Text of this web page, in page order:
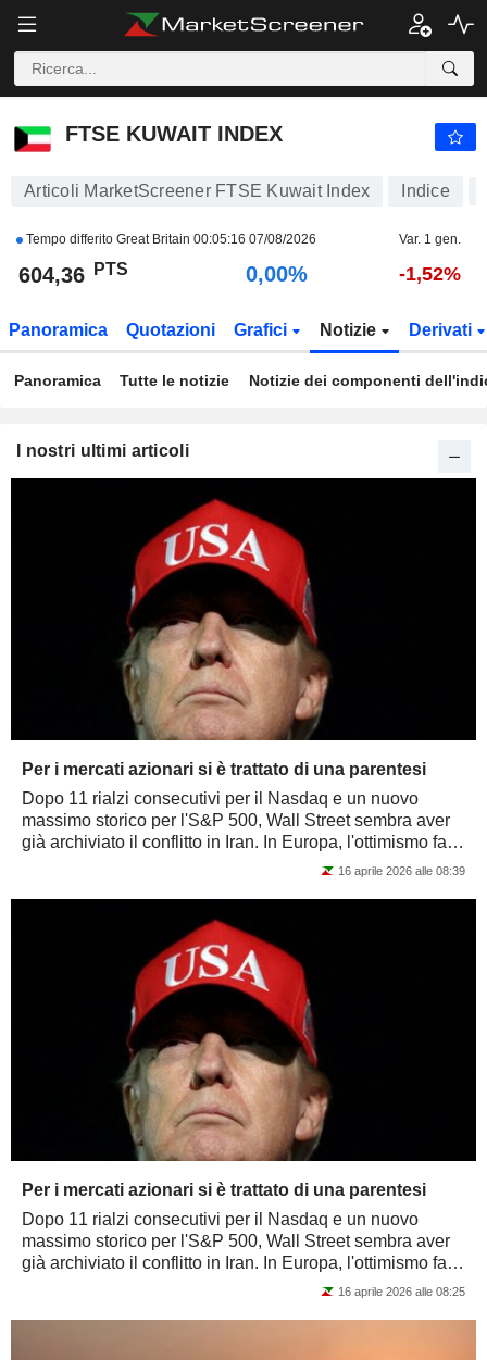
FTSE KUWAIT INDEX
FTSE KUWAIT INDEX
Articoli MarketScreener FTSE Kuwait Index Indice
Tempo differito Great Britain 00:05:16 07/08/2026 Var. 1 gen.
604,36 PTS 0,00% -1,52%
Panoramica Quotazioni Grafici Notizie Derivati
Panoramica Tutte le notizie Notizie dei componenti
I nostri ultimi articoli
Per i mercati azionari si è trattato di una parentesi
Dopo 11 rialzi consecutivi per il Nasdaq e un nuovo
massimo storico per l'S&P 500, Wall Street sembra aver
già archiviato il conflitto in Iran. In Europa, l'ottimismo fa
16 aprile 2026 alle 08:39
Per i mercati azionari si è trattato di una parentesi
Dopo 11 rialzi consecutivi per il Nasdaq e un nuovo
massimo storico per l'S&P 500, Wall Street sembra aver
già archiviato il conflitto in Iran. In Europa, l'ottimismo fa
16 aprile 2026 alle 08:25